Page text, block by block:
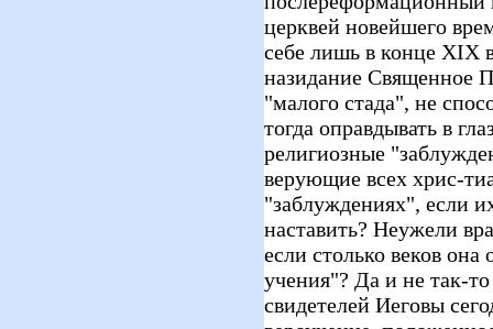
церквей новейшего
себе лишь в конце XIX
назидание Священное
"малого стада", не
тогда оправдывать в
религиозные
верующие всех хрис-
"заблуждениях", если
наставить? Неужели
если столько веков она
учения"? Да и не так-
свидетелей Иеговы